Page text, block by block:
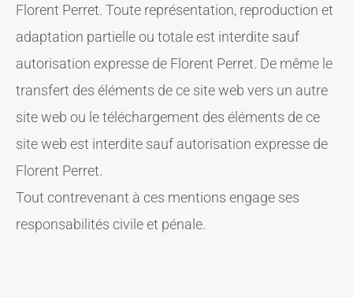
Florent Perret. Toute représentation, reproduction et
adaptation partielle ou totale est interdite sauf
autorisation expresse de Florent Perret. De même le
transfert des éléments de ce site web vers un autre
site web ou le téléchargement des éléments de ce
site web est interdite sauf autorisation expresse de
Florent Perret.
Tout contrevenant à ces mentions engage ses
responsabilités civile et pénale.